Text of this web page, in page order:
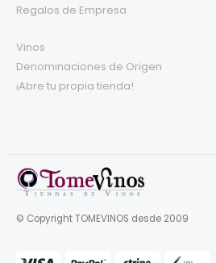
Regalos de Empresa
Vinos
Denominaciones de Origen
¡Abre tu propia tienda!
© Copyright TOMEVINOS desde 2009